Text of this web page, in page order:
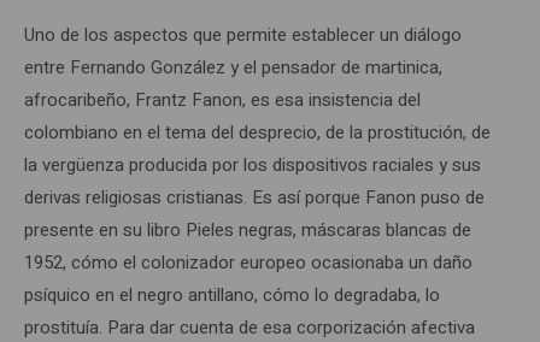
Uno de los aspectos que permite establecer un diálogo
entre Fernando González y el pensador de martinica,
afrocaribeño, Frantz Fanon, es esa insistencia del
colombiano en el tema del desprecio, de la prostitución, de
la vergüenza producida por los dispositivos raciales y sus
derivas religiosas cristianas. Es así porque Fanon puso de
presente en su libro Pieles negras, máscaras blancas de
1952, cómo el colonizador europeo ocasionaba un daño
psíquico en el negro antillano, cómo lo degradaba, lo
prostituía. Para dar cuenta de esa corporización afectiva